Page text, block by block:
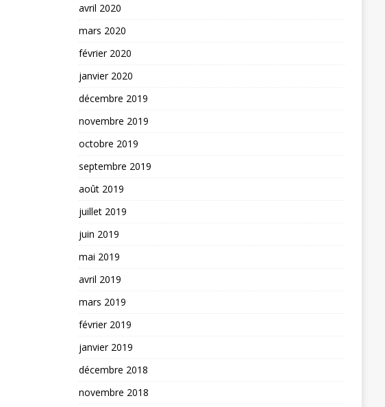
avril 2020
mars 2020
février 2020
janvier 2020
décembre 2019
novembre 2019
octobre 2019
septembre 2019
août 2019
juillet 2019
juin 2019
mai 2019
avril 2019
mars 2019
février 2019
janvier 2019
décembre 2018
novembre 2018